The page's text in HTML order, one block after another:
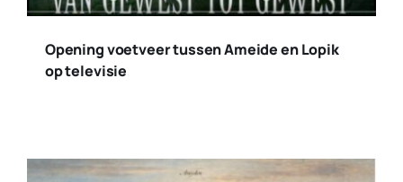
Opening voetveer tussen Ameide en Lopik
op televisie